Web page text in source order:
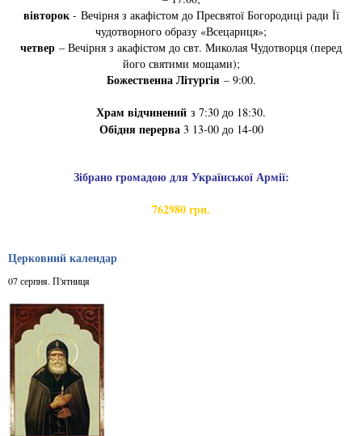
вівторок- Вечірня з акафістом до Пресвятої Богородиці ради Її
чудотворного образу «Всецариця»;
четвер – Вечірня з акафістом до свт. Миколая Чудотворця (перед
його святими мощами);
Божественна Літургія– 9:00.
Храм відчинений з 7:30 до 18:30.
Обідня перерва3 13-00 до 14-00
Зібрано громадою для Української Армії:
762980 грн.
Церковний календар
07 серпня. П'ятниця